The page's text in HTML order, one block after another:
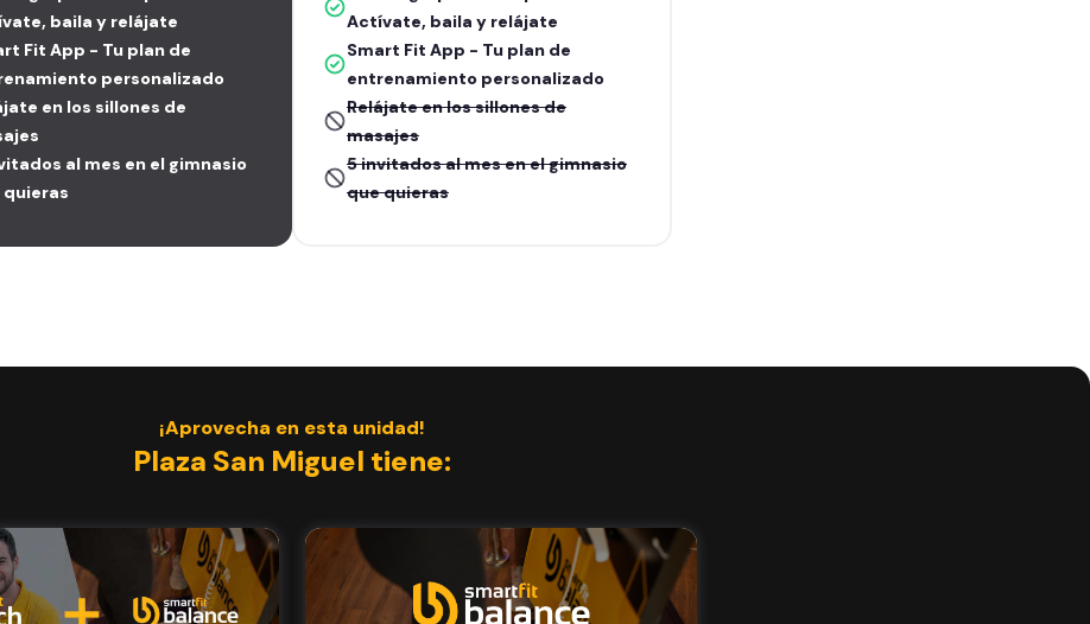
baila y relájate
Fit App - Tu plan de
personalizado
en los sillones de
al mes en el gimnasio
quieras
Actívate, baila y relájate
Smart Fit App - Tu plan de
entrenamiento personalizado
Relájate en los sillones de
masajes
5 invitados al mes en el gimnasio
que quieras
¡Aprovecha en esta unidad!
Plaza San Miguel tiene: